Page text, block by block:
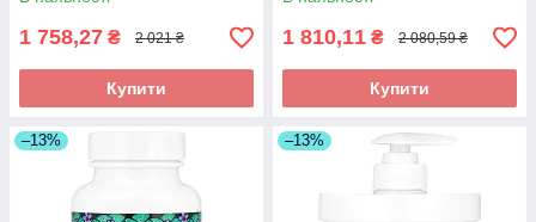
1 758,27 ₴ 2 021 ₴
Купити
1 810,11 ₴ 2 080,59 ₴
Купити
–13% –13%